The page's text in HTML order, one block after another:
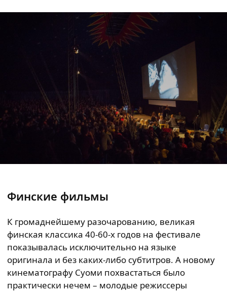
Финские фильмы
К громаднейшему разочарованию, великая
финская классика 40-60-х годов на фестивале
показывалась исключительно на языке
оригинала и без каких-либо субтитров. А новому
кинематографу Суоми похвастаться было
практически нечем – молодые режиссеры